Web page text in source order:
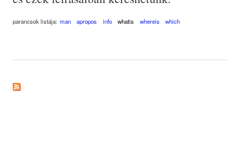
parancsok listája: man apropos info whatis whereis which